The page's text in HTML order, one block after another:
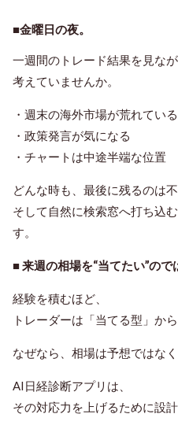
■金曜日の夜。
一週間のトレード結果を見な
考えていませんか。
・週末の海外市場が荒れている
・政策発言が気になる
・チャートは中途半端な位置
どんな時も、最後に残るのは
そして自然に検索窓へ打ち込
す。
■ 来週の相場を“当てたい”ので
経験を積むほど、
トレーダーは「当てる型」か
なぜなら、相場は予想ではなく
AI日経診断アプリは、
その対応力を上げるために設計